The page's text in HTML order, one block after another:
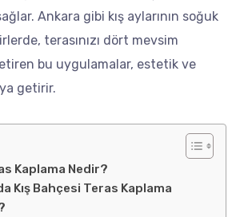
Ankara gibi kış aylarının soğuk
terasınızı dört mevsim
bu uygulamalar, estetik ve
getirir.
Kaplama Nedir?
Kış Bahçesi Teras Kaplama